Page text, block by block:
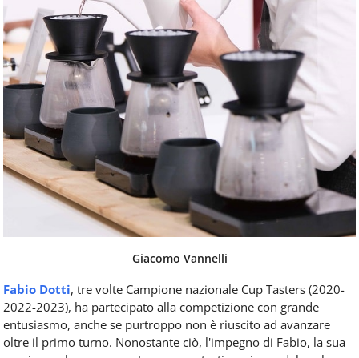
Giacomo Vannelli
Fabio Dotti, tre volte Campione nazionale Cup Tasters (2020-
2022-2023), ha partecipato alla competizione con grande
entusiasmo, anche se purtroppo non è riuscito ad avanzare
oltre il primo turno. Nonostante ciò, l'impegno di Fabio, la sua